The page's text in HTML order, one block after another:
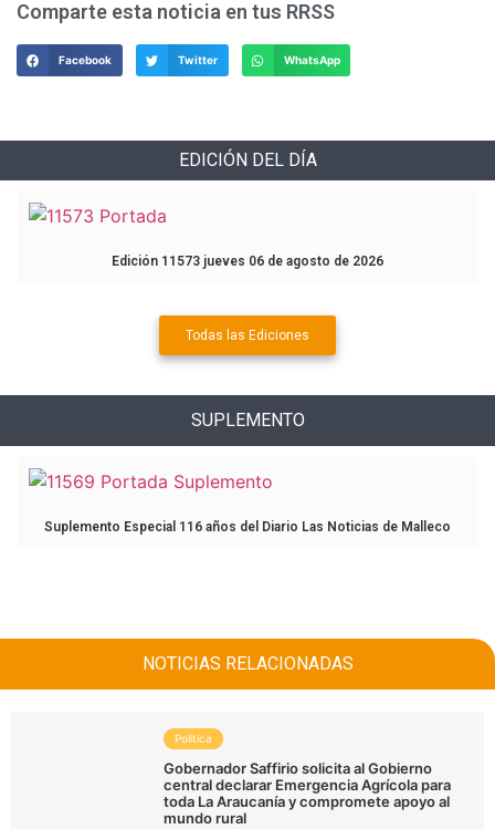
Comparte esta noticia en tus RRSS
Facebook Twitter WhatsApp
EDICIÓN DEL DÍA
Edición 11573 jueves 06 de agosto de 2026
Todas las Ediciones
SUPLEMENTO
Suplemento Especial 116 años del Diario Las Noticias de Malleco
NOTICIAS RELACIONADAS
Política
Gobernador Saffirio solicita al Gobierno
central declarar Emergencia Agrícola para
toda La Araucanía y compromete apoyo al
mundo rural